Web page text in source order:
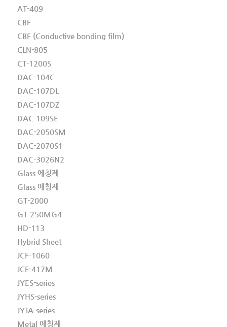
AT-409
CBF
CBF (Conductive bonding film)
CLN-805
CT-1200S
DAC-104C
DAC-107DL
DAC-107DZ
DAC-109SE
DAC-2050SM
DAC-2070S1
DAC-3026N2
Glass 에칭제
Glass 에칭제
GT-2000
GT-250MG4
HD-113
Hybrid Sheet
JCF-1060
JCF-417M
JYES-series
JYHS-series
JYTA-series
Metal 에칭제